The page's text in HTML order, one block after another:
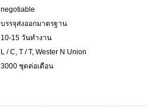
negotiable
บรรจุส่งออกมาตรฐาน
10-15 วันทำงาน
L / C, T / T, Wester N Union
3000 ชุดต่อเดือน